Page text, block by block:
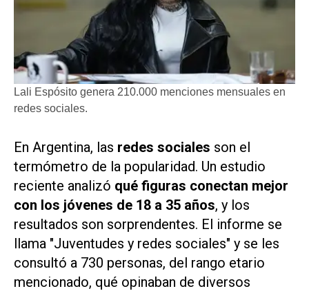
Lali Espósito genera 210.000 menciones mensuales en
redes sociales.
En Argentina, las redes sociales son el
termómetro de la popularidad. Un estudio
reciente analizó qué figuras conectan mejor
con los jóvenes de 18 a 35 años, y los
resultados son sorprendentes. El informe se
llama "Juventudes y redes sociales" y se les
consultó a 730 personas, del rango etario
mencionado, qué opinaban de diversos